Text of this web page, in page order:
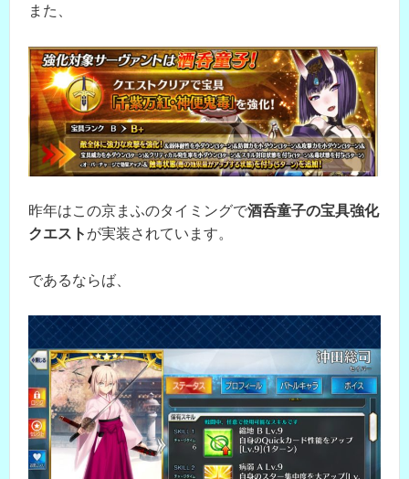
また、
昨年はこの京まふのタイミングで酒呑童子の宝具強化
クエスト が実装されています。
であるならば、